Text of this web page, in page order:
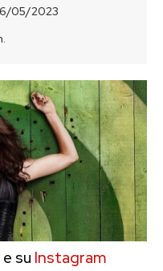
05/2023
e su Instagram